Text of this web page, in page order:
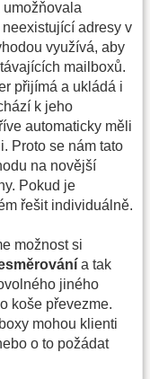
adresy v
využívá, aby
mailboxů.
přijímá a ukládá i
k jeho
automaticky měli
Proto se nám tato
na novější
Pokud je
řešit individuálně.
možnost si
a tak
jiného
koše převezme.
mohou klienti
o to požádat